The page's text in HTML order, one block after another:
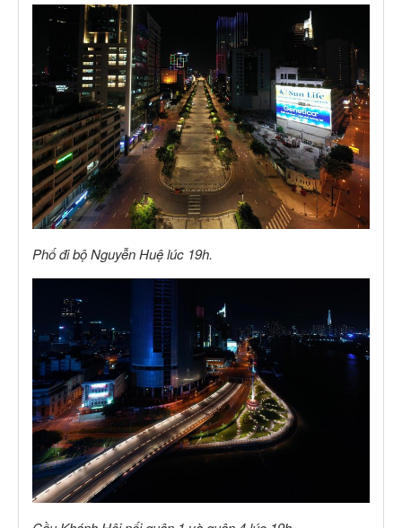
Phố đi bộ Nguyễn Huệ lúc 19h.